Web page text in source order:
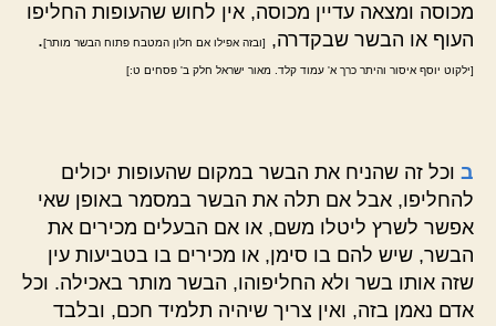
מכוסה ומצאה עדיין מכוסה, אין לחוש שהעופות החליפו
העוף או הבשר שבקדרה,
[ובזה אפילו אם חלון המטבח פתוח הבשר מותר].
[ילקוט יוסף איסור והיתר כרך א' עמוד קלד. מאור ישראל חלק ב' פסחים ט:]
ב וכל זה שהניח את הבשר במקום שהעופות יכולים
להחליפו, אבל אם תלה את הבשר במסמר באופן שאי
אפשר לשרץ ליטלו משם, או אם הבעלים מכירים את
הבשר, שיש להם בו סימן, או מכירים בו בטביעות עין
שזה אותו בשר ולא החליפוהו, הבשר מותר באכילה. וכל
אדם נאמן בזה, ואין צריך שיהיה תלמיד חכם, ובלבד